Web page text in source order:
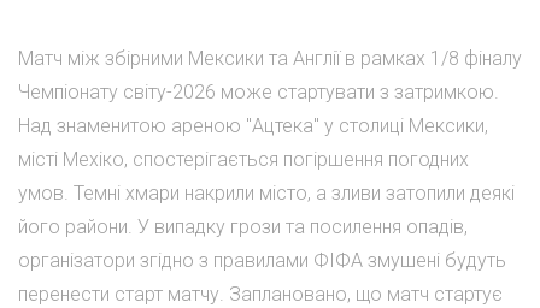
Матч між збірними Мексики та Англії в рамках 1/8 фіналу
Чемпіонату світу-2026 може стартувати з затримкою.
Над знаменитою ареною "Ацтека" у столиці Мексики,
місті Мехіко, спостерігається погіршення погодних
умов. Темні хмари накрили місто, а зливи затопили деякі
його райони. У випадку грози та посилення опадів,
організатори згідно з правилами ФІФА змушені будуть
перенести старт матчу. Заплановано, що матч стартує